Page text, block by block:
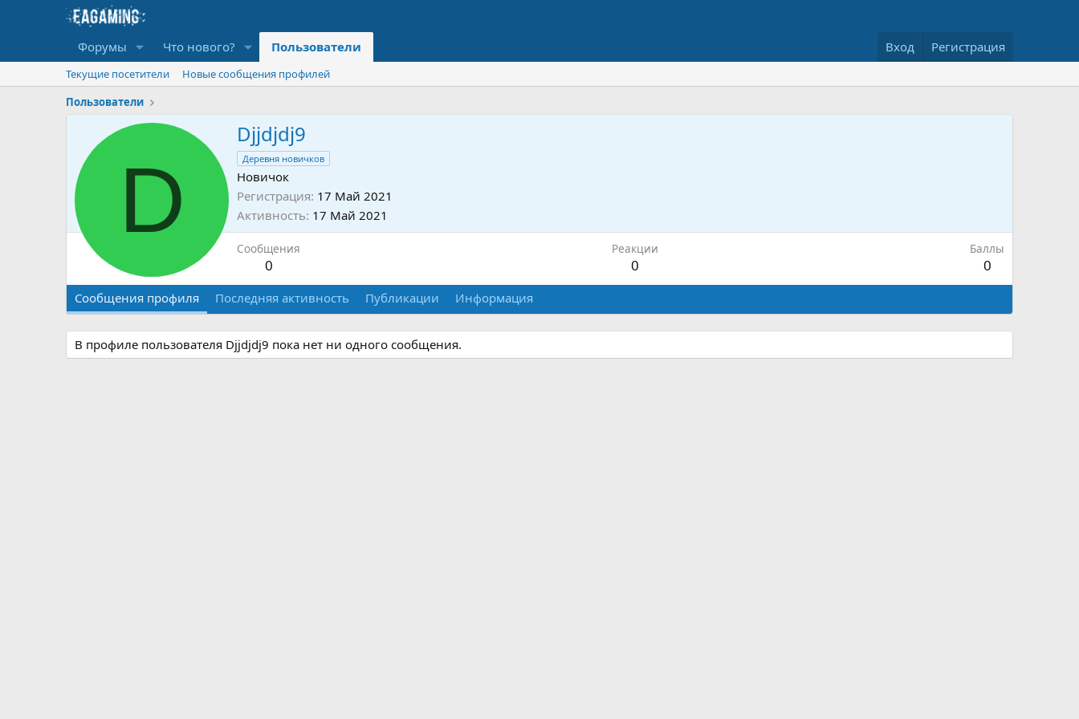
Форумы Что нового? Пользователи Вход Регистрация
Текущие посетители
Новые сообщения профилей
Пользователи
D
Djjdjdj9
Деревня новичков
Новичок
Регистрация 17 Май 2021
Активность 17 Май 2021
Сообщения
0
Реакции
0
Баллы
0
Сообщения профиля Последняя активность Публикации Информация
В профиле пользователя Djjdjdj9 пока нет ни одного сообщения.